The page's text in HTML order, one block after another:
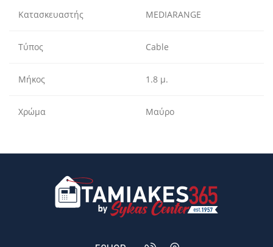
Κατασκευαστής MEDIARANGE
Τύπος Cable
Μήκος 1.8 μ.
Χρώμα Μαύρο